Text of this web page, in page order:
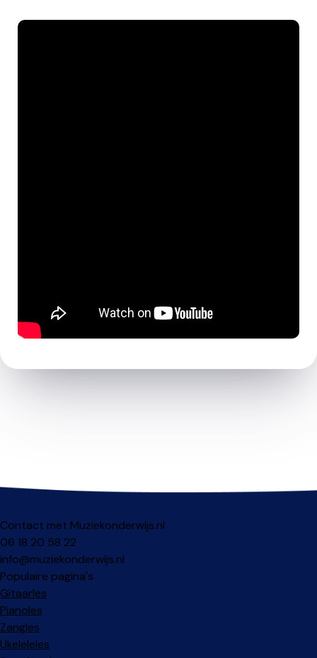
Contact met Muziekonderwijs.nl
06 18 20 58 22
info@muziekonderwijs.nl
Populaire pagina's
Gitaarles
Pianoles
Zangles
Ukeleleles